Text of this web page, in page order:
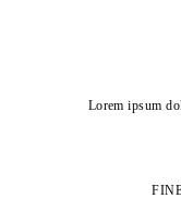
Lorem ipsum